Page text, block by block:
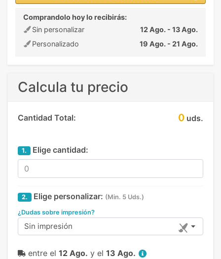
Comprandolo hoy lo recibirás:
Sin personalizar
12 Ago. - 13 Ago.
Personalizado
19 Ago. - 21 Ago.
Calcula tu precio
Cantidad Total: 0 uds.
1. Elige cantidad:
2. Elige personalizar: (Min. 5 Uds.)
¿Dudas sobre impresión?
Sin impresión
entre el 12 Ago. y el 13 Ago.